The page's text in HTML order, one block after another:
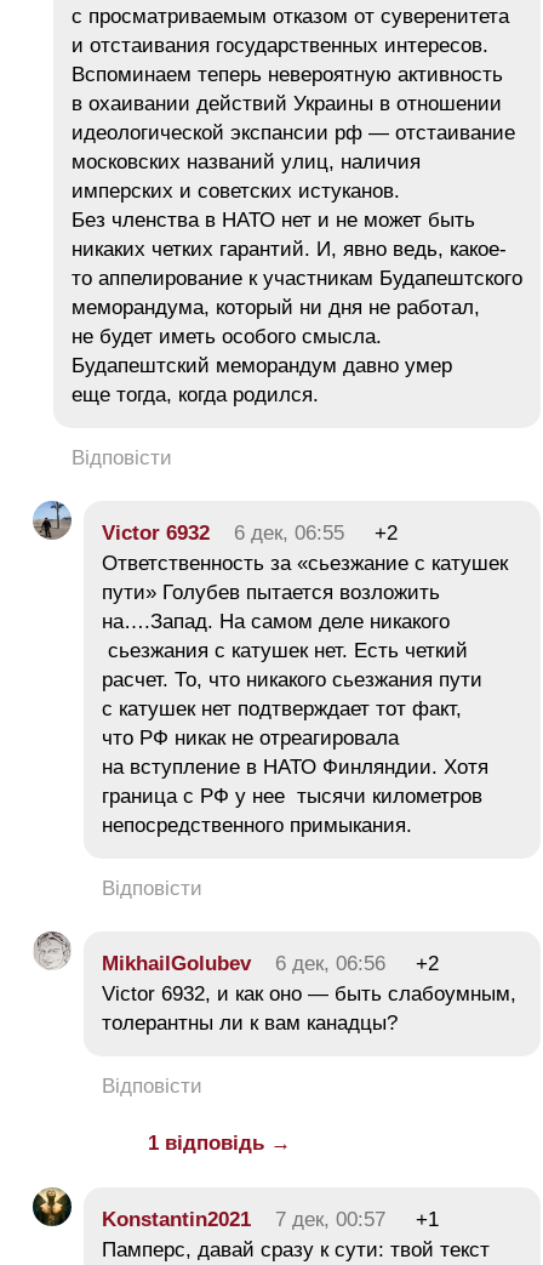
с просматриваемым отказом от суверенитета
и отстаивания государственных интересов.
Вспоминаем теперь невероятную активность
в охаивании действий Украины в отношении
идеологической экспансии рф — отстаивание
московских названий улиц, наличия
имперских и советских истуканов.
Без членства в НАТО нет и не может быть
никаких четких гарантий. И, явно ведь, какое-
то аппелирование к участникам Будапештского
меморандума, который ни дня не работал,
не будет иметь особого смысла.
Будапештский меморандум давно умер
еще тогда, когда родился.
Відповісти
Victor 6932 6 дек, 06:55
+2
Ответственность за «сьезжание с катушек
пути» Голубев пытается возложить
на….Запад. На самом деле никакого
сьезжания с катушек нет. Есть четкий
расчет. То, что никакого сьезжания пути
с катушек нет подтверждает тот факт,
что РФ никак не отреагировала
на вступление в НАТО Финляндии. Хотя
граница с РФ у нее тысячи километров
непосредственного примыкания.
Відповісти
MikhailGolubev 6 дек, 06:56
+2
Victor 6932, и как оно — быть слабоумным,
толерантны ли к вам канадцы?
Відповісти
1 відповідь →
Konstantin2021 7 дек, 00:57
+1
Памперс, давай сразу к сути: твой текст